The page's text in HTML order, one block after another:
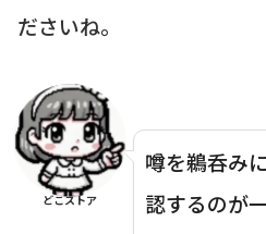
ださいね。
どこストア
噂を鵜呑み
認するのが